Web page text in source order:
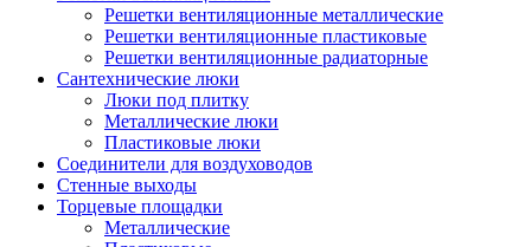
Решетки вентиляционные металлические
Решетки вентиляционные пластиковые
Решетки вентиляционные радиаторные
Сантехнические люки
Люки под плитку
Металлические люки
Пластиковые люки
Соединители для воздуховодов
Стенные выходы
Торцевые площадки
Металлические